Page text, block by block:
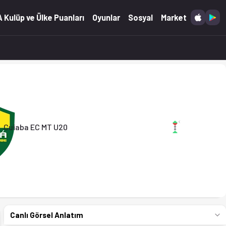
(24.02.2026)
Kulüp ve Ülke Puanları Oyunlar Sosyal Market
Cuiaba EC MT U20
Canlı Görsel Anlatım